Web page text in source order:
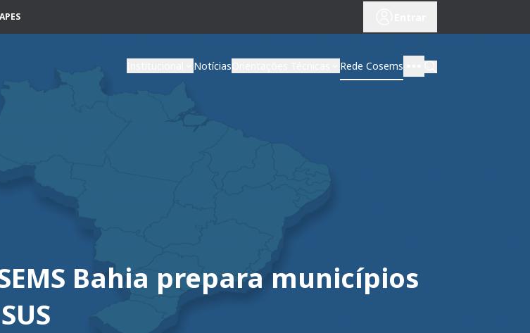
Notícias Rede Cosems
Bahia prepara municípios